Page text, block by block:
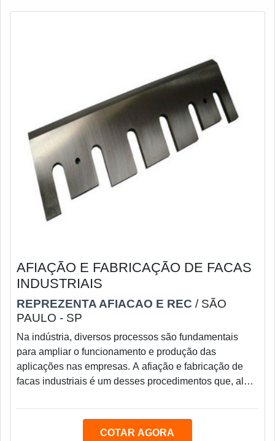
AFIAÇÃO E FABRICAÇÃO DE FACAS
INDUSTRIAIS
REPREZENTA AFIACAO E REC / SÃO
PAULO - SP
Na indústria, diversos processos são fundamentais
para ampliar o funcionamento e produção das
aplicações nas empresas. A afiação e fabricação de
facas industriais é um desses procedimentos que, além
empreendedor.As facas industriais são ferramentas
COTAR AGORA